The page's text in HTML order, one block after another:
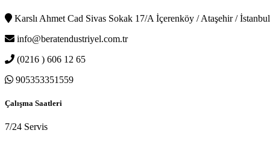
Karslı Ahmet Cad Sivas Sokak 17/A İçerenköy / Ataşehir / İstanbul
info@beratendustriyel.com.tr
(0216 ) 606 12 65
905353351559
Çalışma Saatleri
7/24 Servis